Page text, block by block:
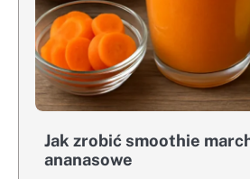
Jak zrobić smoothie
ananasowe